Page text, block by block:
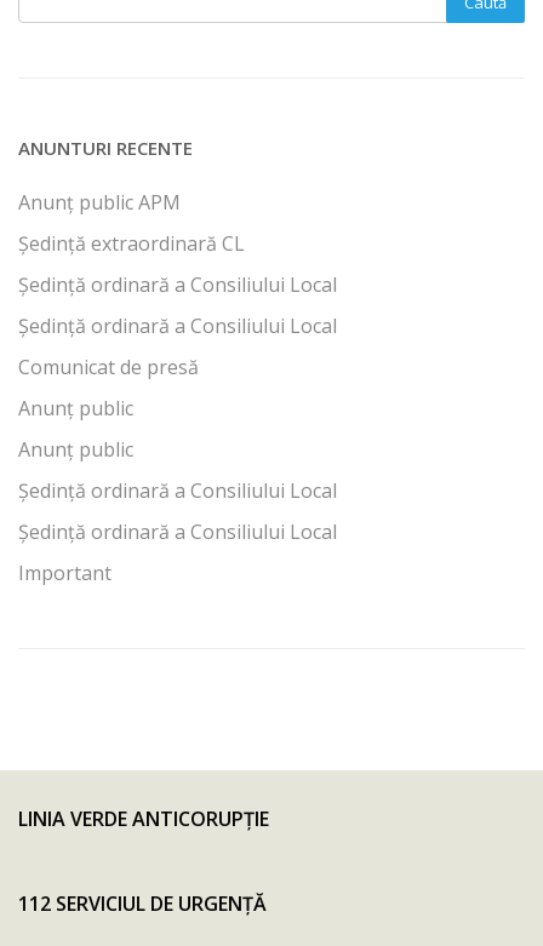
ANUNTURI RECENTE
Anunț public APM
Ședință extraordinară CL
Ședință ordinară a Consiliului Local
Ședință ordinară a Consiliului Local
Comunicat de presă
Anunț public
Anunț public
Ședință ordinară a Consiliului Local
Ședință ordinară a Consiliului Local
Important
LINIA VERDE ANTICORUPŢIE
112 SERVICIUL DE URGENȚĂ